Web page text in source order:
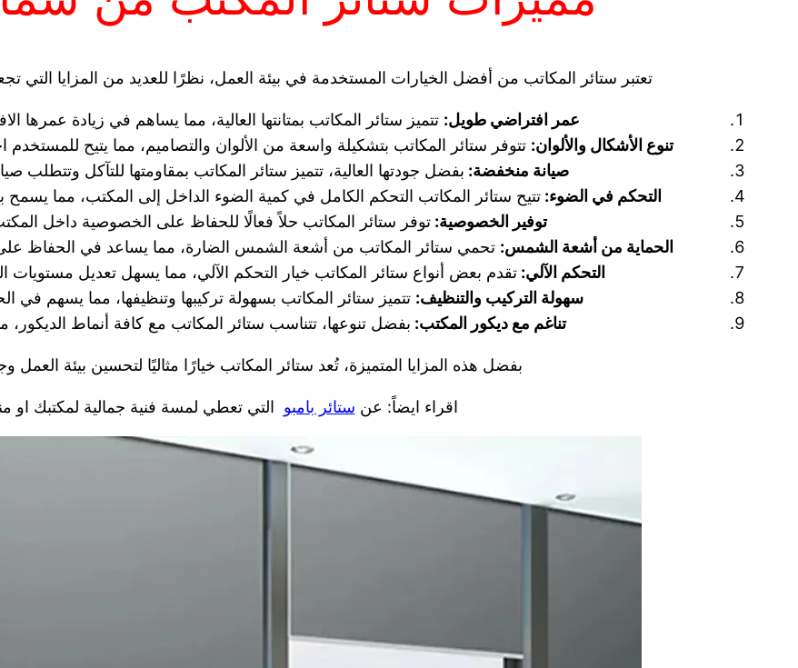
تعتبر ستائر المكاتب من أفضل الخيارات المستخدمة في بيئة العمل، نظرًا للعديد من المزايا التي
عمر افتراضي طويل: تتميز ستائر المكاتب بمتانتها العالية، مما يساهم في زيادة عمرها
تنوع الأشكال والألوان: تتوفر ستائر المكاتب بتشكيلة واسعة من الألوان والتصاميم، مما يتيح
صيانة منخفضة: بفضل جودتها العالية، تتميز ستائر المكاتب بمقاومتها للتآكل وتتطلب
التحكم في الضوء:تتيح ستائر المكاتب التحكم الكامل في كمية الضوء الداخل إلى المكتب، مما
توفير الخصوصية:توفر ستائر المكاتب حلاً فعالًا للحفاظ على الخصوصية داخل
الحماية من أشعة الشمس: تحمي ستائر المكاتب من أشعة الشمس الضارة، مما يساعد في الحفاظ على
التحكم الآلي:تقدم بعض أنواع ستائر المكاتب خيار التحكم الآلي، مما يسهل تعديل
سهولة التركيب والتنظيف: تتميز ستائر المكاتب بسهولة تركيبها وتنظيفها، مما يسهم
تناغم مع ديكور المكتب: بفضل تنوعها، تتناسب ستائر المكاتب مع كافة أنماط
بفضل هذه المزايا المتميزة، تُعد ستائر المكاتب خيارًا مثاليًا لتحسين بيئة العمل
اقراء ايضاً: عن ستائر بامبو التي تعطي لمسة فنية جمالية لمكتبك او